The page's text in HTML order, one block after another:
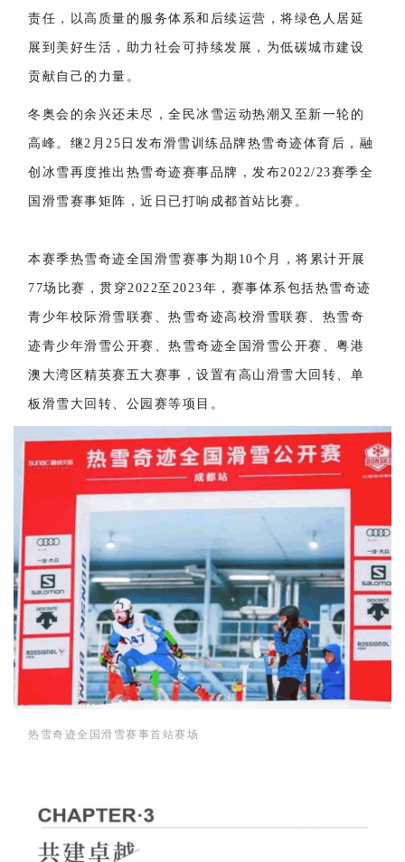
责任，以高质量的服务体系和后续运营，将绿色人居延
展到美好生活，助力社会可持续发展，为低碳城市建设
贡献自己的力量。
冬奥会的余兴还未尽，全民冰雪运动热潮又至新一轮的
高峰。继2月25日发布滑雪训练品牌热雪奇迹体育后，融
创冰雪再度推出热雪奇迹赛事品牌，发布2022/23赛季全
国滑雪赛事矩阵，近日已打响成都首站比赛。
本赛季热雪奇迹全国滑雪赛事为期10个月，将累计开展
77场比赛，贯穿2022至2023年，赛事体系包括热雪奇迹
青少年校际滑雪联赛、热雪奇迹高校滑雪联赛、热雪奇
迹青少年滑雪公开赛、热雪奇迹全国滑雪公开赛、粤港
澳大湾区精英赛五大赛事，设置有高山滑雪大回转、单
板滑雪大回转、公园赛等项目。
热雪奇迹全国滑雪赛事首站赛场